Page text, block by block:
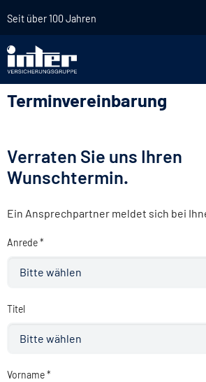
Seit über 100 Jahren
Terminvereinbarung
Verraten Sie uns Ihren
Wunschtermin.
Ein Ansprechpartner meldet sich bei
Anrede *
Titel
Vorname *